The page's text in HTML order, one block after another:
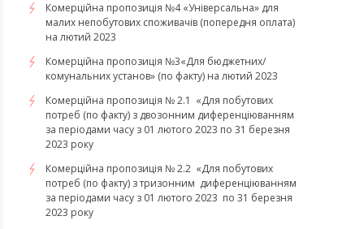
​​​​​​​Комерційна пропозиція №4 «Універсальна» для
малих непобутових споживачів (попередня оплата)
на лютий 2023
Комерційна пропозиція №3«Для бюджетних/
комунальних установ» (по факту) на лютий 2023
Комерційна пропозиція № 2.1 «Для побутових
потреб (по факту) з двозонним диференціюванням
за періодами часу з 01 лютого 2023 по 31 березня
2023 року
Комерційна пропозиція № 2.2 «Для побутових
потреб (по факту) з тризонним диференціюванням
за періодами часу з 01 лютого 2023 по 31 березня
2023 року